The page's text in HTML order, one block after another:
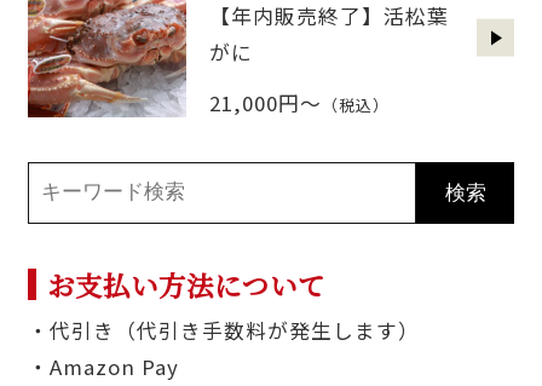
【年内販売終了】活松葉
がに
21,000円～ （税込）
お支払い方法について
・代引き（代引き手数料が発生します）
・Amazon Pay